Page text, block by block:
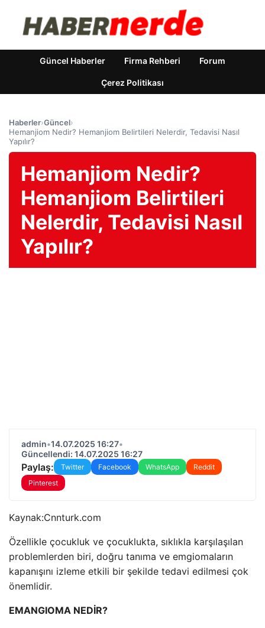
Güncel Haberler Firma Rehberi Forum
Çerez Politikası
Haberler›Güncel›
Hemanjiom Nedir? Hemanjiom Belirtileri Nelerdir, Tedavisi Nasıl
Yapılır?
Hemanjiom Nedir?
Hemanjiom Belirtileri
Nelerdir, Tedavisi Nasıl
Yapılır?
admin•14.07.2025 16:27•
Güncellendi: 14.07.2025 16:27
Paylaş: Twitter Facebook WhatsApp
Reddit
Pinterest
Kaynak:Cnnturk.com
Özellikle çocukluk ve çocuklukta, sıklıkla karşılaşılan
problemlerden biri, doğru tanıma ve emgiomaların
kapanışını izleme etkili bir şekilde tedavi edilmesi çok
önemlidir.
EMANGIOMA NEDİR?